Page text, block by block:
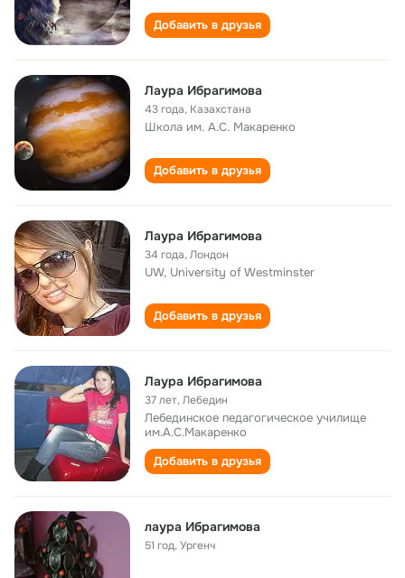
Добавить в друзья
Лаура Ибрагимова
43 года, Казахстана
Школа им. А.С. Макаренко
Добавить в друзья
Лаура Ибрагимова
34 года,Лондон
UW, University of Westminster
Добавить в друзья
Лаура Ибрагимова
37 лет,Лебедин
Лебединское педагогическое училище
им.А.С.Макаренко
Добавить в друзья
лаура Ибрагимова
51 год,Ургенч